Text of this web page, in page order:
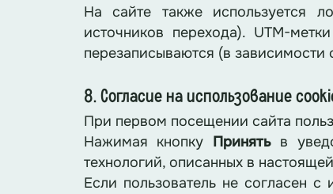
На сайте также используется
источников перехода). UTM-
перезаписываются (в
8. Согласие на использование
При первом посещении сайта
Нажимая кнопку Принятьв
технологий, описанных в
Если пользователь не согласен с